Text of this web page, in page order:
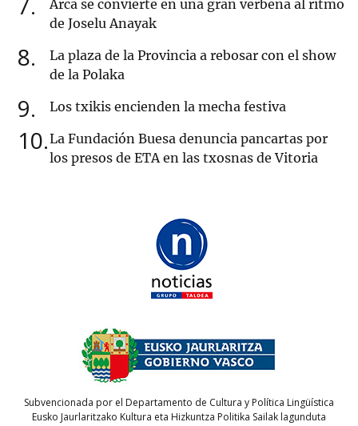
Arca se convierte en una gran verbena al ritmo
de Joselu Anayak
8
La plaza de la Provincia a rebosar con el show
de la Polaka
9 Los txikis encienden la mecha festiva
10 La Fundación Buesa denuncia pancartas por
los presos de ETA en las txosnas de Vitoria
Subvencionada por el Departamento de Cultura y Política Lingüística
Eusko Jaurlaritzako Kultura eta Hizkuntza Politika Sailak lagunduta